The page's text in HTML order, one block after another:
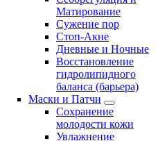
Матирование
Сужение пор
Стоп-Акне
Дневные и Ночные
Восстановление
гидролипидного
баланса (барьера)
Маски и Патчи
Сохранение
молодости кожи
Увлажнение